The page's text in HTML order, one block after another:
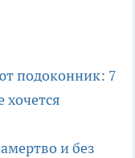
подоконник: 7
и без